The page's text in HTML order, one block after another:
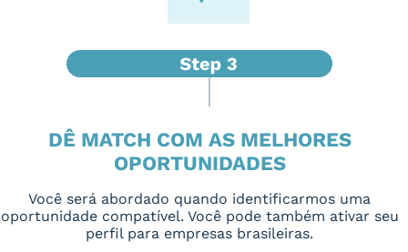
DÊ MATCH COM AS MELHORES
OPORTUNIDADES
Você será abordado quando identificarmos uma
oportunidade compatível. Você pode também ativar seu
perfil para empresas brasileiras.